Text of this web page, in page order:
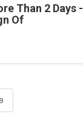
Than 2 Days -
Of